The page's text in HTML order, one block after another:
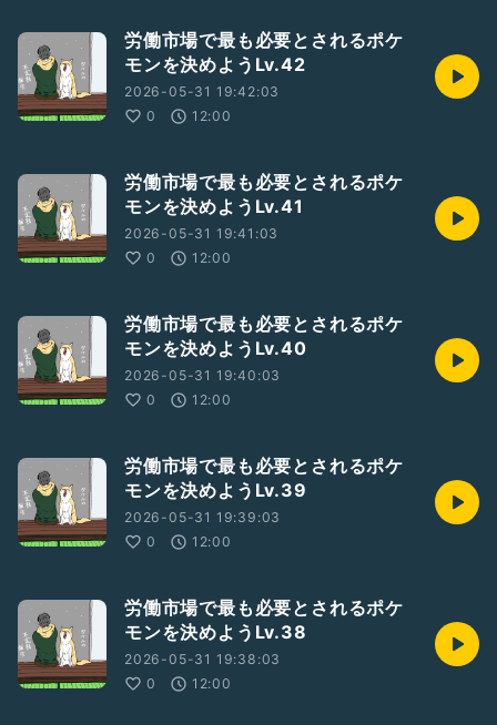
労働市場で最も必要とされるポケ
モンを決めようLv.42
2026-05-31 19:42:03
0
12:00
労働市場で最も必要とされるポケ
モンを決めようLv.41
2026-05-31 19:41:03
0
12:00
労働市場で最も必要とされるポケ
モンを決めようLv.40
2026-05-31 19:40:03
0
12:00
労働市場で最も必要とされるポケ
モンを決めようLv.39
2026-05-31 19:39:03
0
12:00
労働市場で最も必要とされるポケ
モンを決めようLv.38
2026-05-31 19:38:03
0
12:00